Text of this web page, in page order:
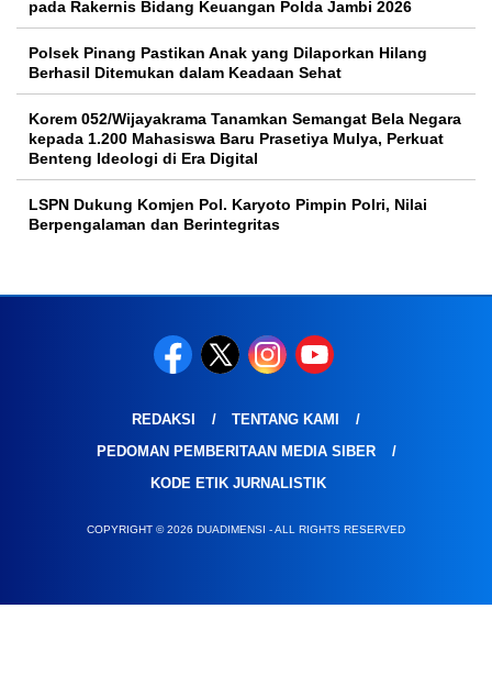
pada Rakernis Bidang Keuangan Polda Jambi 2026
Polsek Pinang Pastikan Anak yang Dilaporkan Hilang
Berhasil Ditemukan dalam Keadaan Sehat
Korem 052/Wijayakrama Tanamkan Semangat Bela Negara
kepada 1.200 Mahasiswa Baru Prasetiya Mulya, Perkuat
Benteng Ideologi di Era Digital
LSPN Dukung Komjen Pol. Karyoto Pimpin Polri, Nilai
Berpengalaman dan Berintegritas
REDAKSI
TENTANG KAMI
PEDOMAN PEMBERITAAN MEDIA SIBER
KODE ETIK JURNALISTIK
COPYRIGHT © 2026 DUADIMENSI - ALL RIGHTS RESERVED